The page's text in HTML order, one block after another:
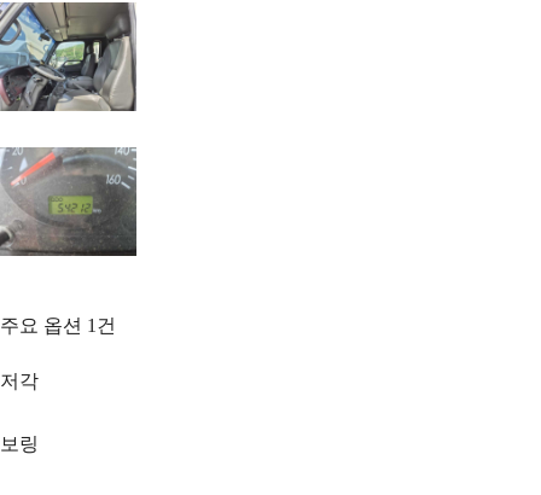
주요 옵션 1 건
저각
보링